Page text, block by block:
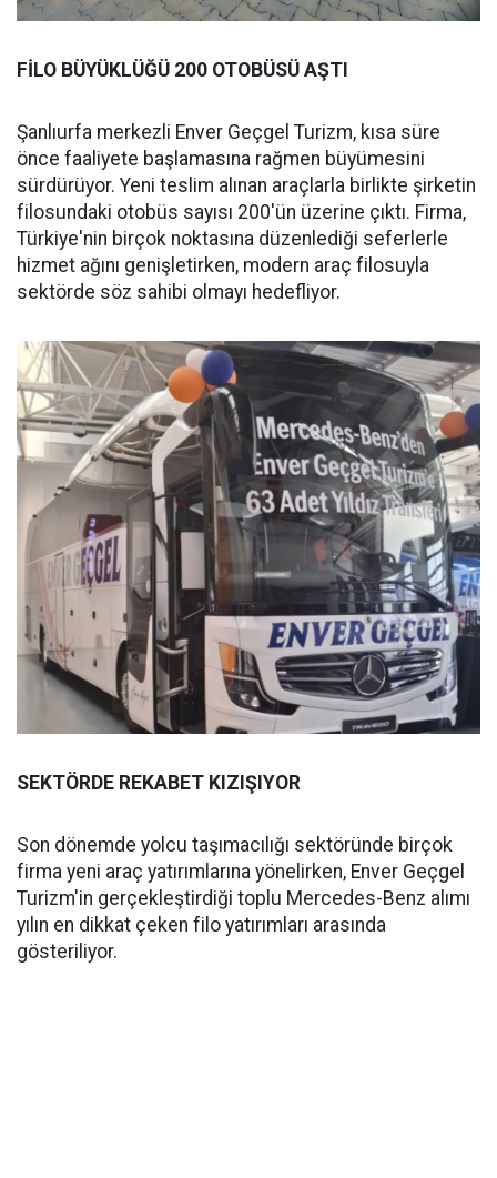
FİLO BÜYÜKLÜĞÜ 200 OTOBÜSÜ AŞTI
Şanlıurfa merkezli Enver Geçgel Turizm, kısa süre
önce faaliyete başlamasına rağmen büyümesini
sürdürüyor. Yeni teslim alınan araçlarla birlikte şirketin
filosundaki otobüs sayısı 200'ün üzerine çıktı. Firma,
Türkiye'nin birçok noktasına düzenlediği seferlerle
hizmet ağını genişletirken, modern araç filosuyla
sektörde söz sahibi olmayı hedefliyor.
SEKTÖRDE REKABET KIZIŞIYOR
Son dönemde yolcu taşımacılığı sektöründe birçok
firma yeni araç yatırımlarına yönelirken, Enver Geçgel
Turizm'in gerçekleştirdiği toplu Mercedes-Benz alımı
yılın en dikkat çeken filo yatırımları arasında
gösteriliyor.